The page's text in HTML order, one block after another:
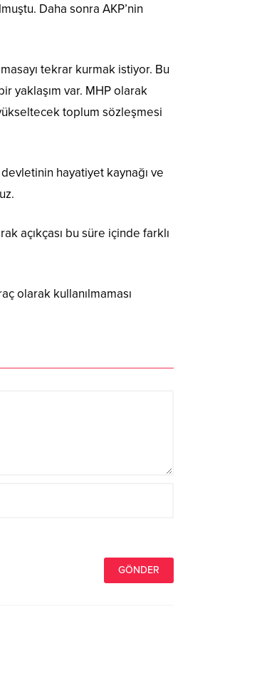
Daha sonra AKP’nin
tekrar kurmak istiyor. Bu
yaklaşım var. MHP olarak
toplum sözleşmesi
hayatiyet kaynağı ve
açıkçası bu süre içinde farklı
olarak kullanılmaması